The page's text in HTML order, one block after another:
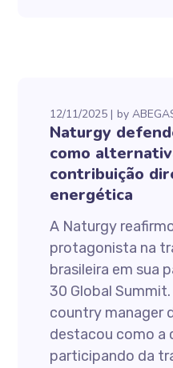
12/11/2025 by
Naturgy
como
contribuição
energética
A Naturgy
protagonista na
brasileira em sua
30 Global
country manager
destacou como a
participando da